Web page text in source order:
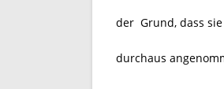
der Grund, dass
durchaus